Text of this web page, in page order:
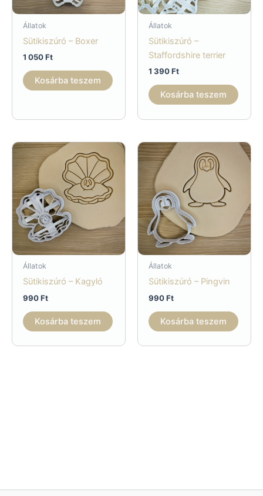
Állatok
Sütikiszúró – Boxer
1 050Ft
Kosárba teszem
Állatok
Sütikiszúró –
Staffordshire terrier
1 390Ft
Kosárba teszem
Állatok
Sütikiszúró – Kagyló
990Ft
Kosárba teszem
Állatok
Sütikiszúró – Pingvin
990Ft
Kosárba teszem